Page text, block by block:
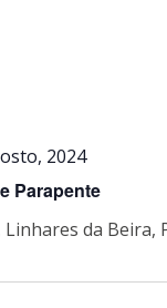
Parapente
2024
Linhares da Beira,